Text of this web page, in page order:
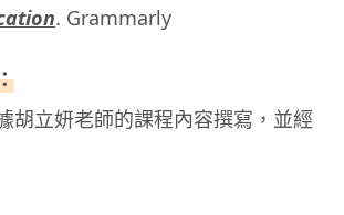
. Grammarly
胡立妍老師的課程內容撰寫，並經